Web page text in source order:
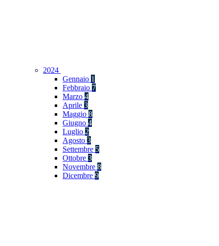
2024
Gennaio 1
Febbraio 7
Marzo 4
Aprile 3
Maggio 8
Giugno 4
Luglio 2
Agosto 3
Settembre 5
Ottobre 3
Novembre 8
Dicembre 9